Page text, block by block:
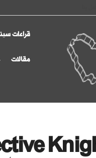
قراءات
مقالات